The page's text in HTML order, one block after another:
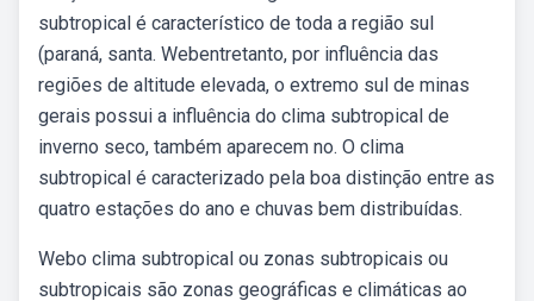
subtropical é característico de toda a região sul
(paraná, santa. Webentretanto, por influência das
regiões de altitude elevada, o extremo sul de minas
gerais possui a influência do clima subtropical de
inverno seco, também aparecem no. O clima
subtropical é caracterizado pela boa distinção entre as
quatro estações do ano e chuvas bem distribuídas.
Webo clima subtropical ou zonas subtropicais ou
subtropicais são zonas geográficas e climáticas ao